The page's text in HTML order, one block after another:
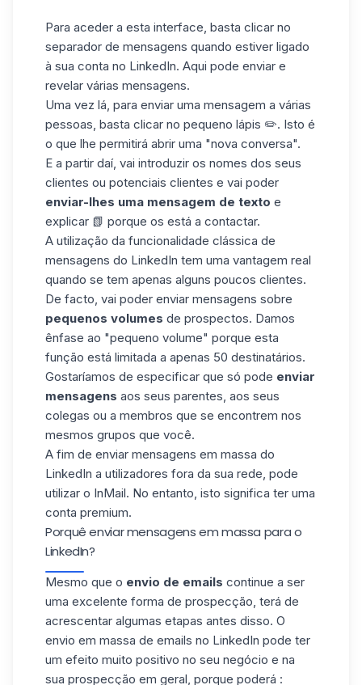
Para aceder a esta interface, basta clicar no
separador de mensagens quando estiver ligado
à sua conta no LinkedIn. Aqui pode enviar e
revelar várias mensagens.
Uma vez lá, para enviar uma mensagem a várias
pessoas, basta clicar no pequeno lápis ✏️. Isto é
o que lhe permitirá abrir uma "nova conversa".
E a partir daí, vai introduzir os nomes dos seus
clientes ou potenciais clientes e vai poder
enviar-lhes uma mensagem de texto e
explicar 📗 porque os está a contactar.
A utilização da funcionalidade clássica de
mensagens do LinkedIn tem uma vantagem real
quando se tem apenas alguns poucos clientes.
De facto, vai poder enviar mensagens sobre
pequenos volumes de prospectos. Damos
ênfase ao "pequeno volume" porque esta
função está limitada a apenas 50 destinatários.
Gostaríamos de especificar que só pode enviar
mensagens aos seus parentes, aos seus
colegas ou a membros que se encontrem nos
mesmos grupos que você.
A fim de enviar mensagens em massa do
LinkedIn a utilizadores fora da sua rede, pode
utilizar o InMail. No entanto, isto significa ter uma
conta premium.
Porquê enviar mensagens em massa para o
LinkedIn?
Mesmo que o envio de emails continue a ser
uma excelente forma de prospecção, terá de
acrescentar algumas etapas antes disso. O
envio em massa de emails no LinkedIn pode ter
um efeito muito positivo no seu negócio e na
sua prospecção em geral, porque poderá :